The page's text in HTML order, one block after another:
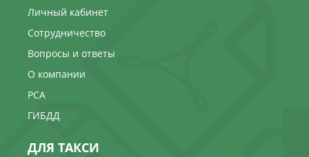
Личный кабинет
Сотрудничество
Вопросы и ответы
О компании
РСА
ГИБДД
ДЛЯ ТАКСИ